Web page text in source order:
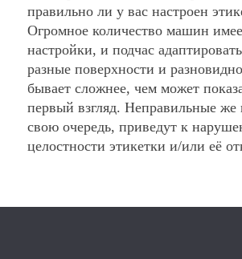
правильно ли у вас настроен
Огромное количество машин
настройки, и подчас
разные поверхности и
бывает сложнее, чем может
первый взгляд. Неправильные же
свою очередь, приведут к
целостности этикетки и/или её